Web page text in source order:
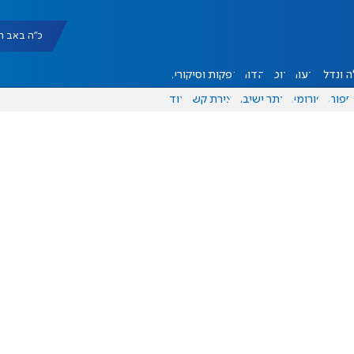
כ"ה באב תשפ"ו
ונדל"ן דעות אוכל יהדות הפקות וסיקורים
ספורט פורומים אתר ישיבה יצירת קשר עוד